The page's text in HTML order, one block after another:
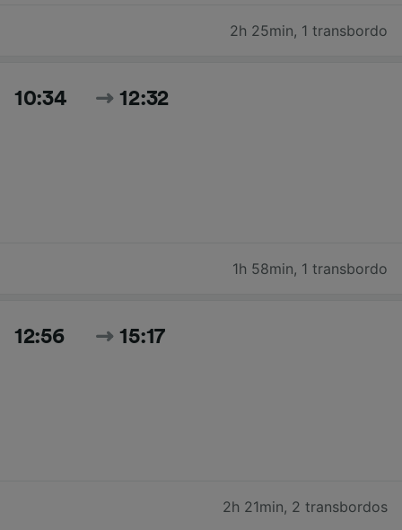
2h 25min, 1 transbordo
10:34 12:32
1h 58min, 1 transbordo
12:56 15:17
2h 21min, 2 transbordos